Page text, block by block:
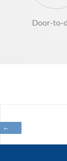
Door-to-
←